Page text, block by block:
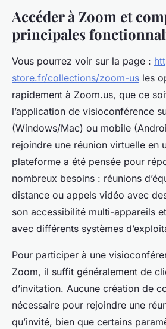
Accéder à Zoom et
principales
Vous pourrez voir sur la page :
store.fr/collections/zoom-us les
rapidement à Zoom.us, que ce
l’application de visioconférence
(Windows/Mac) ou mobile
rejoindre une réunion virtuelle en
plateforme a été pensée pour
nombreux besoins : réunions
distance ou appels vidéo avec
son accessibilité multi-appareils
avec différents systèmes
Pour participer à une
Zoom, il suffit généralement de
d’invitation. Aucune création de
nécessaire pour rejoindre une
qu’invité, bien que certains